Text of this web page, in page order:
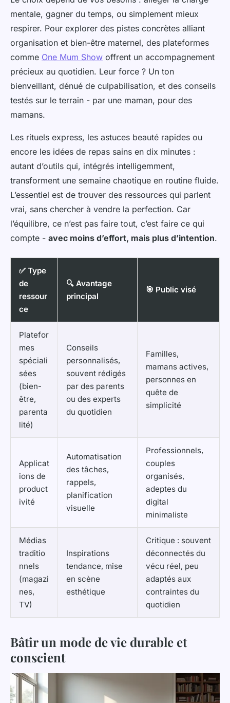
mentale, gagner du temps, ou simplement mieux
respirer. Pour explorer des pistes concrètes alliant
organisation et bien-être maternel, des plateformes
comme One Mum Show offrent un accompagnement
précieux au quotidien. Leur force ? Un ton
bienveillant, dénué de culpabilisation, et des conseils
testés sur le terrain - par une maman, pour des
mamans.
Les rituels express, les astuces beauté rapides ou
encore les idées de repas sains en dix minutes :
autant d’outils qui, intégrés intelligemment,
transforment une semaine chaotique en routine fluide.
L’essentiel est de trouver des ressources qui parlent
vrai, sans chercher à vendre la perfection. Car
l’équilibre, ce n’est pas faire tout, c’est faire ce qui
compte - avec moins d’effort, mais plus d’intention.
✅ Type
de
ressour
ce
🔍 Avantage
principal
🎯 Public visé
Platefor
mes
spéciali
sées
(bien-
être,
parenta
lité)
Conseils
personnalisés,
souvent rédigés
par des parents
ou des experts
du quotidien
Familles,
mamans actives,
personnes en
quête de
simplicité
Applicat
ions de
product
ivité
Automatisation
des tâches,
rappels,
planification
visuelle
Professionnels,
couples
organisés,
adeptes du
digital
minimaliste
Médias
traditio
nnels
(magazi
nes,
TV)
Inspirations
tendance, mise
en scène
esthétique
Critique : souvent
déconnectés du
vécu réel, peu
adaptés aux
contraintes du
quotidien
Bâtir un mode de vie durable et
conscient